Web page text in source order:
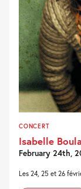
CONCERT
Isabelle
February 24th,
Les 24, 25 et 26